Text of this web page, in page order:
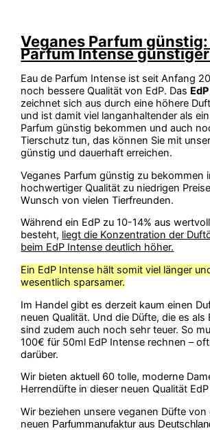
Veganes Parfum günstig:
Parfum Intense
Eau de Parfum Intense ist seit Anfang
noch bessere Qualität von EdP. Das
zeichnet sich aus durch eine höhere
und ist damit viel langanhaltender als
Parfum günstig bekommen und auch
Tierschutz tun, das können Sie mit
günstig und dauerhaft erreichen.
Veganes Parfum günstig zu bekommen
hochwertiger Qualität zu niedrigen
Wunsch von vielen Tierfreunden.
Während ein EdP zu 10-14% aus
besteht, liegt die Konzentration der
beim EdP Intense deutlich höher.
Ein EdP Intense hält somit viel länger
wesentlich sparsamer.
Im Handel gibt es derzeit kaum einen
neuen Qualität. Und die Düfte, die es
sind zudem auch noch sehr teuer. So
100€ für 50ml EdP Intense rechnen –
darüber.
Wir bieten aktuell 60 tolle, moderne
Herrendüfte in dieser neuen Qualität
Wir beziehen unsere veganen Düfte von
neuen Parfummanufaktur aus